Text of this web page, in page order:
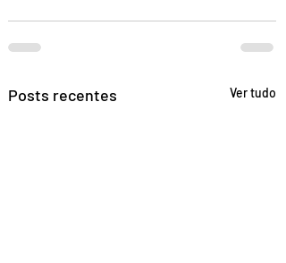
Posts recentes Ver tudo